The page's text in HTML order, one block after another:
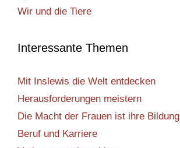
Wir und die Tiere
Interessante Themen
Mit Inslewis die Welt entdecken
Herausforderungen meistern
Die Macht der Frauen ist ihre Bildung
Beruf und Karriere